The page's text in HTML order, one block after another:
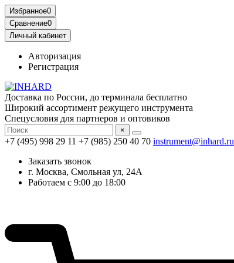
Избранное0
Сравнение0
Личный кабинет
Авторизация
Регистрация
Доставка по России, до терминала бесплатно
Широкий ассортимент режущего инструмента
Спецусловия для партнеров и оптовиков
×
+7 (495) 998 29 11 +7 (985) 250 40 70 instrument@inhard.ru
Заказать звонок
г. Москва, Смольная ул, 24А
Работаем с 9:00 до 18:00